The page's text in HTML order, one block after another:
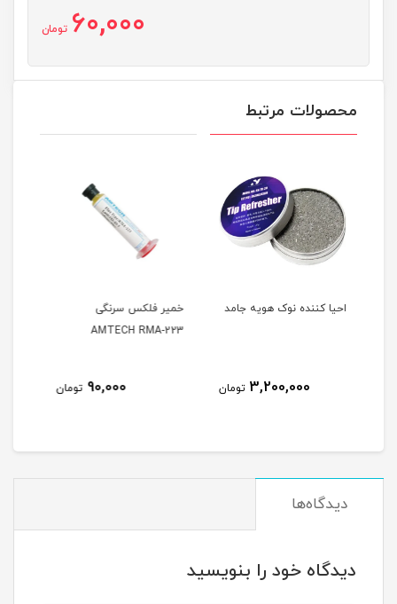
60,000 تومان
محصولات مرتبط
خمیر فلکس سرنگی
90,000 تومان
مایع فلاکس آلفا مدل حجم
120 میلی لیتر
100,000 تومان
دیدگاه‌ها
دیدگاه خود را بنویسید